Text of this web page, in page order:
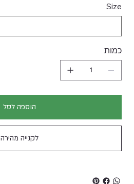
Size
כמות
הוספה לסל
לקנייה מהירה